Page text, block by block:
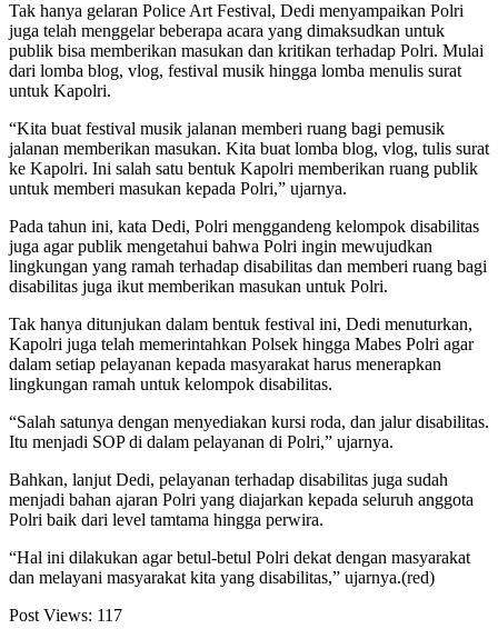
Tak hanya gelaran Police Art Festival, Dedi menyampaikan Polri
juga telah menggelar beberapa acara yang dimaksudkan untuk
publik bisa memberikan masukan dan kritikan terhadap Polri. Mulai
dari lomba blog, vlog, festival musik hingga lomba menulis surat
untuk Kapolri.
“Kita buat festival musik jalanan memberi ruang bagi pemusik
jalanan memberikan masukan. Kita buat lomba blog, vlog, tulis surat
ke Kapolri. Ini salah satu bentuk Kapolri memberikan ruang publik
untuk memberi masukan kepada Polri,” ujarnya.
Pada tahun ini, kata Dedi, Polri menggandeng kelompok disabilitas
juga agar publik mengetahui bahwa Polri ingin mewujudkan
lingkungan yang ramah terhadap disabilitas dan memberi ruang bagi
disabilitas juga ikut memberikan masukan untuk Polri.
Tak hanya ditunjukan dalam bentuk festival ini, Dedi menuturkan,
Kapolri juga telah memerintahkan Polsek hingga Mabes Polri agar
dalam setiap pelayanan kepada masyarakat harus menerapkan
lingkungan ramah untuk kelompok disabilitas.
“Salah satunya dengan menyediakan kursi roda, dan jalur disabilitas.
Itu menjadi SOP di dalam pelayanan di Polri,” ujarnya.
Bahkan, lanjut Dedi, pelayanan terhadap disabilitas juga sudah
menjadi bahan ajaran Polri yang diajarkan kepada seluruh anggota
Polri baik dari level tamtama hingga perwira.
“Hal ini dilakukan agar betul-betul Polri dekat dengan masyarakat
dan melayani masyarakat kita yang disabilitas,” ujarnya.(red)
Post Views: 117